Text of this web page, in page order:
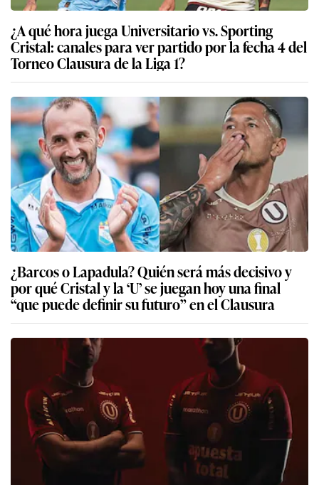
¿A qué hora juega Universitario vs. Sporting
Cristal: canales para ver partido por la fecha 4 del
Torneo Clausura de la Liga 1?
¿Barcos o Lapadula? Quién será más decisivo y
por qué Cristal y la ‘U’ se juegan hoy una final
“que puede definir su futuro” en el Clausura